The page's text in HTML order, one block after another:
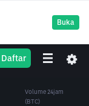
Buka
Daftar Volume 24jam
(BCH)
Volume 24jam
(BTC)